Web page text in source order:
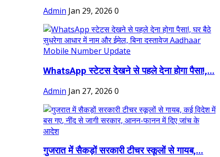
Admin Jan 29, 2026 0
WhatsApp स्टेटस देखने से पहले देना होगा पैसा!,...
Admin Jan 27, 2026 0
गुजरात में सैकड़ों सरकारी टीचर स्कूलों से गायब,...